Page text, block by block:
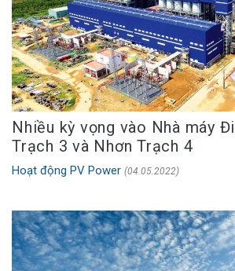
Nhiều kỳ vọng vào Nhà máy
Trạch 3 và Nhơn Trạch 4
Hoạt động PV Power (04.05.2022)